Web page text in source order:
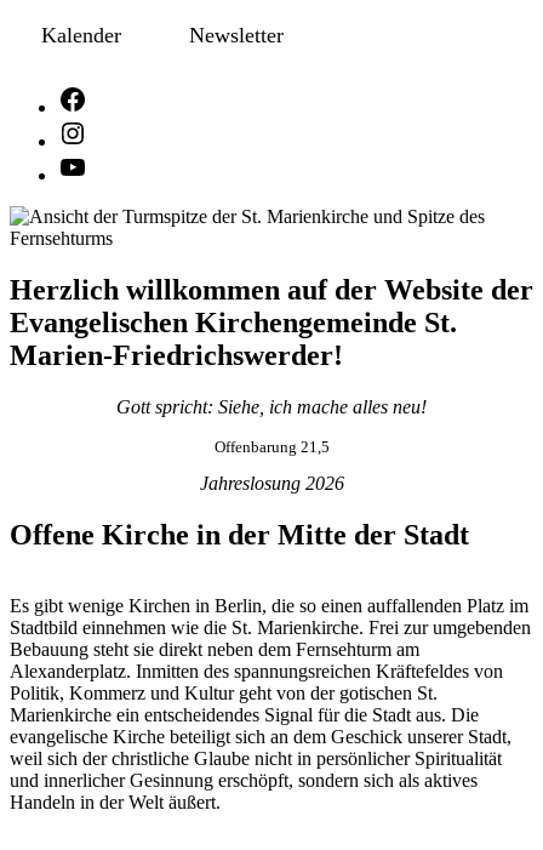
Kalender Newsletter
Herzlich willkommen auf der Website der
Evangelischen Kirchengemeinde St.
Marien-Friedrichswerder!
Gott spricht: Siehe, ich mache alles neu!
Offenbarung 21,5
Jahreslosung 2026
Offene Kirche in der Mitte der Stadt
Es gibt wenige Kirchen in Berlin, die so einen auffallenden Platz im
Stadtbild einnehmen wie die St. Marienkirche. Frei zur umgebenden
Bebauung steht sie direkt neben dem Fernsehturm am
Alexanderplatz. Inmitten des spannungsreichen Kräftefeldes von
Politik, Kommerz und Kultur geht von der gotischen St.
Marienkirche ein entscheidendes Signal für die Stadt aus. Die
evangelische Kirche beteiligt sich an dem Geschick unserer Stadt,
weil sich der christliche Glaube nicht in persönlicher Spiritualität
und innerlicher Gesinnung erschöpft, sondern sich als aktives
Handeln in der Welt äußert.